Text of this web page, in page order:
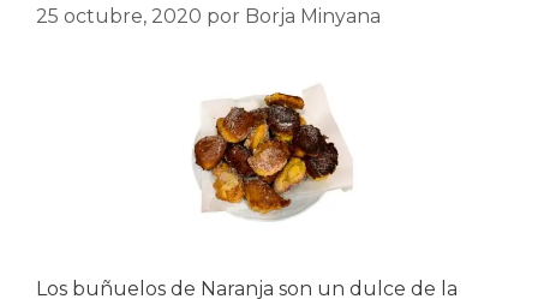
25 octubre, 2020 por Borja Minyana
Los buñuelos de Naranja son un dulce de la